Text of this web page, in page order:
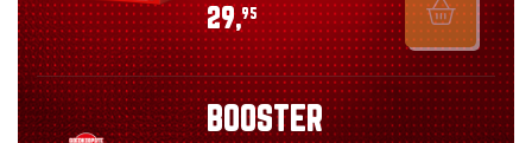
29,95
BOOSTER